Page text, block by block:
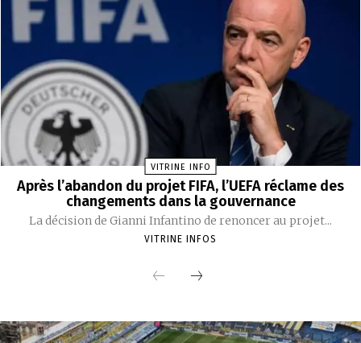
VITRINE INFO
Après l’abandon du projet FIFA, l’UEFA réclame des
changements dans la gouvernance
La décision de Gianni Infantino de renoncer au projet...
VITRINE INFOS